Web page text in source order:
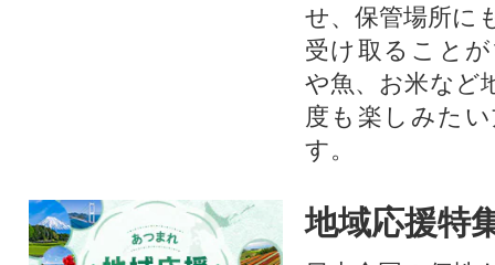
せ、保管場所に
受け取ること
や魚、お米など
度も楽しみた
す。
地域応援特